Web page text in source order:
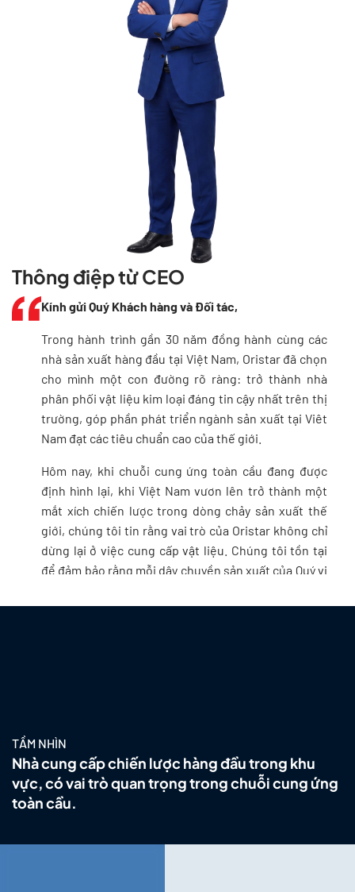
Thông điệp từ CEO
Kính gửi Quý Khách hàng và Đối tác,
Trong hành trình gần 30 năm đồng hành cùng các
nhà sản xuất hàng đầu tại Việt Nam, Oristar đã chọn
cho mình một con đường rõ ràng: trở thành nhà
phân phối vật liệu kim loại đáng tin cậy nhất trên thị
trường, góp phần phát triển ngành sản xuất tại Viêt
Nam đạt các tiêu chuẩn cao của thế giới.
Hôm nay, khi chuỗi cung ứng toàn cầu đang được
định hình lại, khi Việt Nam vươn lên trở thành một
mắt xích chiến lược trong dòng chảy sản xuất thế
giới, chúng tôi tin rằng vai trò của Oristar không chỉ
dừng lại ở việc cung cấp vật liệu. Chúng tôi tồn tại
để đảm bảo rằng mỗi dây chuyền sản xuất của Quý vị
kết, và mỗi quyết định mua hàng đều đem lại giá trị
chọn, mà là điều kiện sống còn. Vì lẽ đó, Oristar đã
và đang đầu tư mạnh mẽ vào năng lực gia công, kho
vận, hệ thống quản trị thông minh và đội ngũ kỹ
thuật chuyên sâu, để có thể đáp ứng những yêu cầu
khắt khe nhất về chất lượng, thời gian giao hàng và
TẦM NHÌN
Nhà cung cấp chiến lược hàng đầu trong khu
vực, có vai trò quan trọng trong chuỗi cung ứng
toàn cầu.